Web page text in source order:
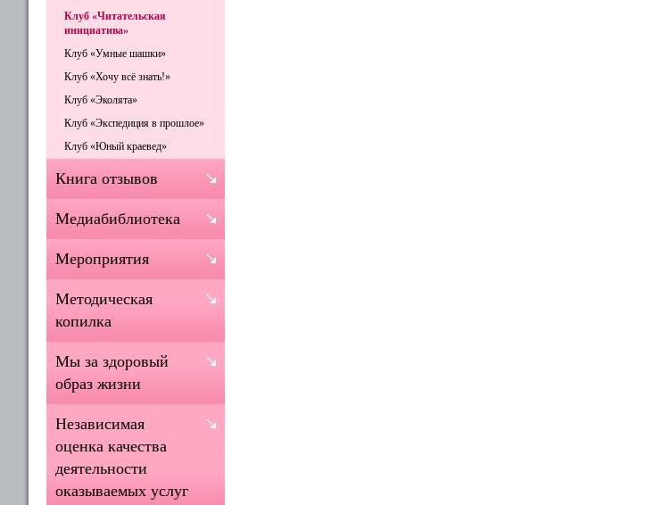
Клуб «Читательская
инициатива»
Клуб «Умные шашки»
Клуб «Хочу всё знать!»
Клуб «Эколята»
Клуб «Экспедиция в прошлое»
Клуб «Юный краевед»
Книга отзывов
Медиабиблиотека
Мероприятия
Методическая
копилка
Мы за здоровый
образ жизни
Независимая
оценка качества
деятельности
оказываемых услуг